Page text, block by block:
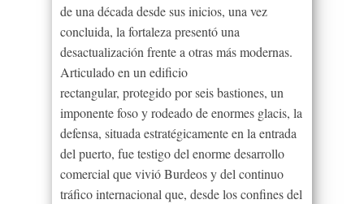
de una década desde sus inicios, una vez
concluida, la fortaleza presentó una
desactualización frente a otras más modernas.
Articulado en un edificio
rectangular, protegido por seis bastiones, un
imponente foso y rodeado de enormes glacis, la
defensa, situada estratégicamente en la entrada
del puerto, fue testigo del enorme desarrollo
comercial que vivió Burdeos y del continuo
tráfico internacional que, desde los confines del